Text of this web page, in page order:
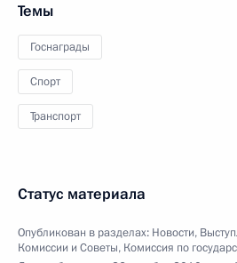
Темы
Госнаграды
Спорт
Транспорт
Статус материала
Опубликован в разделах: Новости,
Комиссии и Советы, Комиссия по